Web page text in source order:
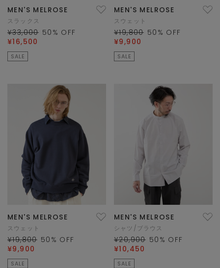
MEN'S MELROSE
スラックス
¥33,000 50 % OFF
¥16,500
SALE
MEN'S MELROSE
スウェット
¥19,800 50 % OFF
¥9,900
SALE
MEN'S MELROSE
スウェット
¥19,800 50 % OFF
¥9,900
SALE
MEN'S MELROSE
シャツ/ブラウス
¥20,900 50 % OFF
¥10,450
SALE